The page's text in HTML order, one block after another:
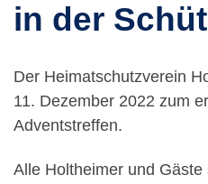
in der
Der Heimatschutzverein
11. Dezember 2022 zum
Adventstreffen.
Alle Holtheimer und